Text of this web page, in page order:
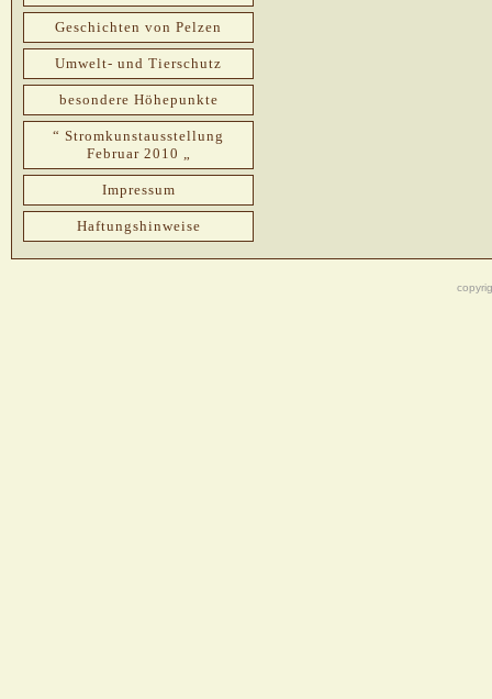
Geschichten von Pelzen
Umwelt- und Tierschutz
besondere Höhepunkte
“ Stromkunstausstellung
Februar 2010 „
Impressum
Haftungshinweise